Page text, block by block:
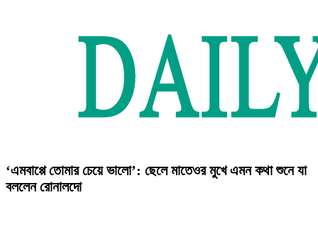
‘এমবাপ্পে তোমার চেয়ে ভালো’: ছেলে মাতেওর মুখে এমন কথা শুনে যা
বললেন রোনালদো